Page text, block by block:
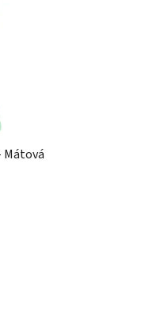
Mátová